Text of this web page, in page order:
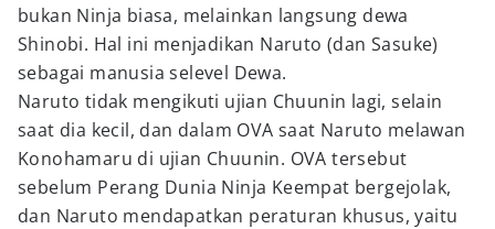
bukan Ninja biasa, melainkan langsung dewa
Shinobi. Hal ini menjadikan Naruto (dan Sasuke)
sebagai manusia selevel Dewa.
Naruto tidak mengikuti ujian Chuunin lagi, selain
saat dia kecil, dan dalam OVA saat Naruto melawan
Konohamaru di ujian Chuunin. OVA tersebut
sebelum Perang Dunia Ninja Keempat bergejolak,
dan Naruto mendapatkan peraturan khusus, yaitu